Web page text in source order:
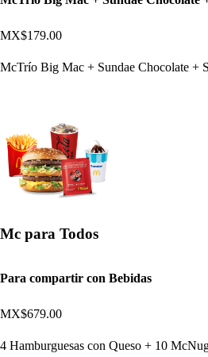
MX$179.00
McTrío Big Mac + Sundae Chocolate +
Mc para Todos
Para compartir con Bebidas
MX$679.00
4 Hamburguesas con Queso + 10